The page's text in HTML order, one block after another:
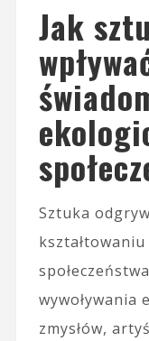
Jak
Sztuka
wywoływania
zmysłów,